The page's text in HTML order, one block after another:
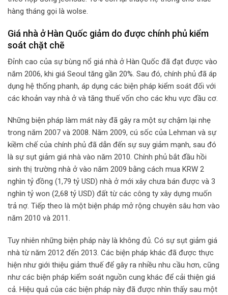
hàng tháng gọi là wolse.
Giá nhà ở Hàn Quốc giảm do được chính phủ kiểm
soát chặt chẽ
Đỉnh cao của sự bùng nổ giá nhà ở Hàn Quốc đã đạt được vào
năm 2006, khi giá Seoul tăng gần 20%. Sau đó, chính phủ đã áp
dụng hệ thống phanh, áp dụng các biện pháp kiểm soát đối với
các khoản vay nhà ở và tăng thuế vốn cho các khu vực đầu cơ.
Những biện pháp làm mát này đã gây ra một sự chậm lại nhẹ
trong năm 2007 và 2008. Năm 2009, cú sốc của Lehman và sự
kiềm chế của chính phủ đã dẫn đến sự suy giảm mạnh, sau đó
là sự sụt giảm giá nhà vào năm 2010. Chính phủ bắt đầu hồi
sinh thị trường nhà ở vào năm 2009 bằng cách mua KRW 2
nghìn tỷ đồng (1,79 tỷ USD) nhà ở mới xây chưa bán được và 3
nghìn tỷ won (2,68 tỷ USD) đất từcác công ty xây dựng muốn
trả nợ. Tiếp theo là một biện pháp mở rộng chuyên sâu hơn vào
năm 2010 và 2011.
Tuy nhiên những biện pháp này là không đủ. Có sự sụt giảm giá
nhà từ năm 2012 đến 2013. Các biện pháp khác đã được thực
hiện như giới thiệu giảm thuế để gây ra nhiều nhu cầu hơn, cũng
như các biện pháp kiểm soát nguồn cung khác để cải thiện giá
cả. Hiệu quả của các biện pháp này đã được nhìn thấy sau một